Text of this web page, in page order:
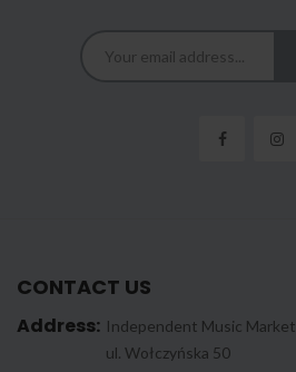
CONTACT US
Address: Independent Music Market
ul. Wołczyńska 50